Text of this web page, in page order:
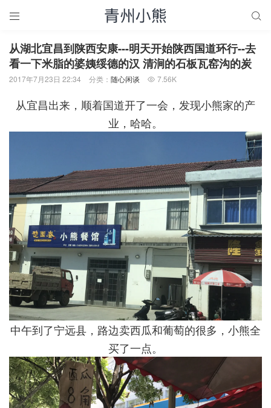
 
从湖北宜昌到陕西安康---明天开始陕西国道环行--去
看一下米脂的婆姨绥德的汉 清涧的石板瓦窑沟的炭
2017年7月23日 22:34 分类： 随心闲谈  7.56K
从宜昌出来，顺着国道开了一会，发现小熊家的产
业，哈哈。
中午到了宁远县，路边卖西瓜和葡萄的很多，小熊全
买了一点。